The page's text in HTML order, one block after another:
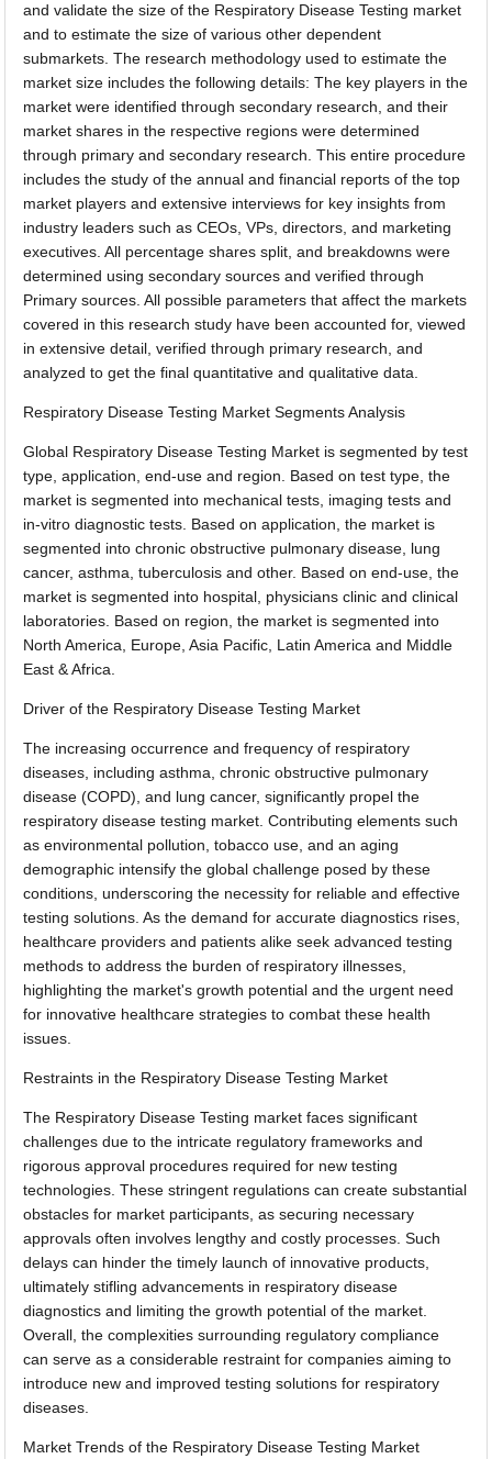
and validate the size of the Respiratory Disease Testing market
and to estimate the size of various other dependent
submarkets. The research methodology used to estimate the
market size includes the following details: The key players in the
market were identified through secondary research, and their
market shares in the respective regions were determined
through primary and secondary research. This entire procedure
includes the study of the annual and financial reports of the top
market players and extensive interviews for key insights from
industry leaders such as CEOs, VPs, directors, and marketing
executives. All percentage shares split, and breakdowns were
determined using secondary sources and verified through
Primary sources. All possible parameters that affect the markets
covered in this research study have been accounted for, viewed
in extensive detail, verified through primary research, and
analyzed to get the final quantitative and qualitative data.
Respiratory Disease Testing Market Segments Analysis
Global Respiratory Disease Testing Market is segmented by test
type, application, end-use and region. Based on test type, the
market is segmented into mechanical tests, imaging tests and
in-vitro diagnostic tests. Based on application, the market is
segmented into chronic obstructive pulmonary disease, lung
cancer, asthma, tuberculosis and other. Based on end-use, the
market is segmented into hospital, physicians clinic and clinical
laboratories. Based on region, the market is segmented into
North America, Europe, Asia Pacific, Latin America and Middle
East & Africa.
Driver of the Respiratory Disease Testing Market
The increasing occurrence and frequency of respiratory
diseases, including asthma, chronic obstructive pulmonary
disease (COPD), and lung cancer, significantly propel the
respiratory disease testing market. Contributing elements such
as environmental pollution, tobacco use, and an aging
demographic intensify the global challenge posed by these
conditions, underscoring the necessity for reliable and effective
testing solutions. As the demand for accurate diagnostics rises,
healthcare providers and patients alike seek advanced testing
methods to address the burden of respiratory illnesses,
highlighting the market's growth potential and the urgent need
for innovative healthcare strategies to combat these health
issues.
Restraints in the Respiratory Disease Testing Market
The Respiratory Disease Testing market faces significant
challenges due to the intricate regulatory frameworks and
rigorous approval procedures required for new testing
technologies. These stringent regulations can create substantial
obstacles for market participants, as securing necessary
approvals often involves lengthy and costly processes. Such
delays can hinder the timely launch of innovative products,
ultimately stifling advancements in respiratory disease
diagnostics and limiting the growth potential of the market.
Overall, the complexities surrounding regulatory compliance
can serve as a considerable restraint for companies aiming to
introduce new and improved testing solutions for respiratory
diseases.
Market Trends of the Respiratory Disease Testing Market